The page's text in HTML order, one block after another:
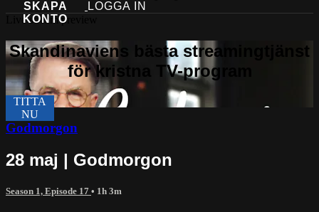
Live stream preview
Godmorgon
28 maj | Godmorgon
Season 1, Episode 17 • 1h 3m